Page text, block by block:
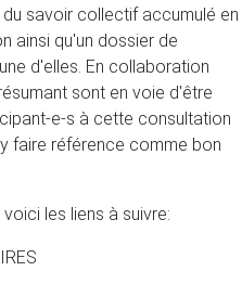
savoir collectif accumulé en
ainsi qu'un dossier de
d'elles. En collaboration
sont en voie d'être
e-s à cette consultation
faire référence comme bon
les liens à suivre: